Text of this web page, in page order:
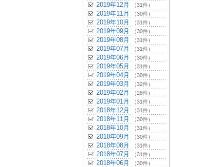
2019年12月 （31件）
2019年11月 （30件）
2019年10月 （31件）
2019年09月 （30件）
2019年08月 （31件）
2019年07月 （31件）
2019年06月 （30件）
2019年05月 （31件）
2019年04月 （30件）
2019年03月 （32件）
2019年02月 （28件）
2019年01月 （31件）
2018年12月 （31件）
2018年11月 （30件）
2018年10月 （31件）
2018年09月 （30件）
2018年08月 （31件）
2018年07月 （31件）
2018年06月 （30件）